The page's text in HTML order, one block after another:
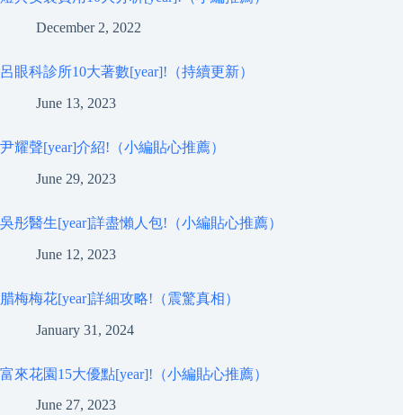
December 2, 2022
呂眼科診所10大著數[year]!（持續更新）
June 13, 2023
尹耀聲[year]介紹!（小編貼心推薦）
June 29, 2023
吳彤醫生[year]詳盡懶人包!（小編貼心推薦）
June 12, 2023
腊梅梅花[year]詳細攻略!（震驚真相）
January 31, 2024
富來花園15大優點[year]!（小編貼心推薦）
June 27, 2023